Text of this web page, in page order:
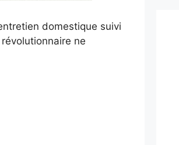
domestique suivi
ne